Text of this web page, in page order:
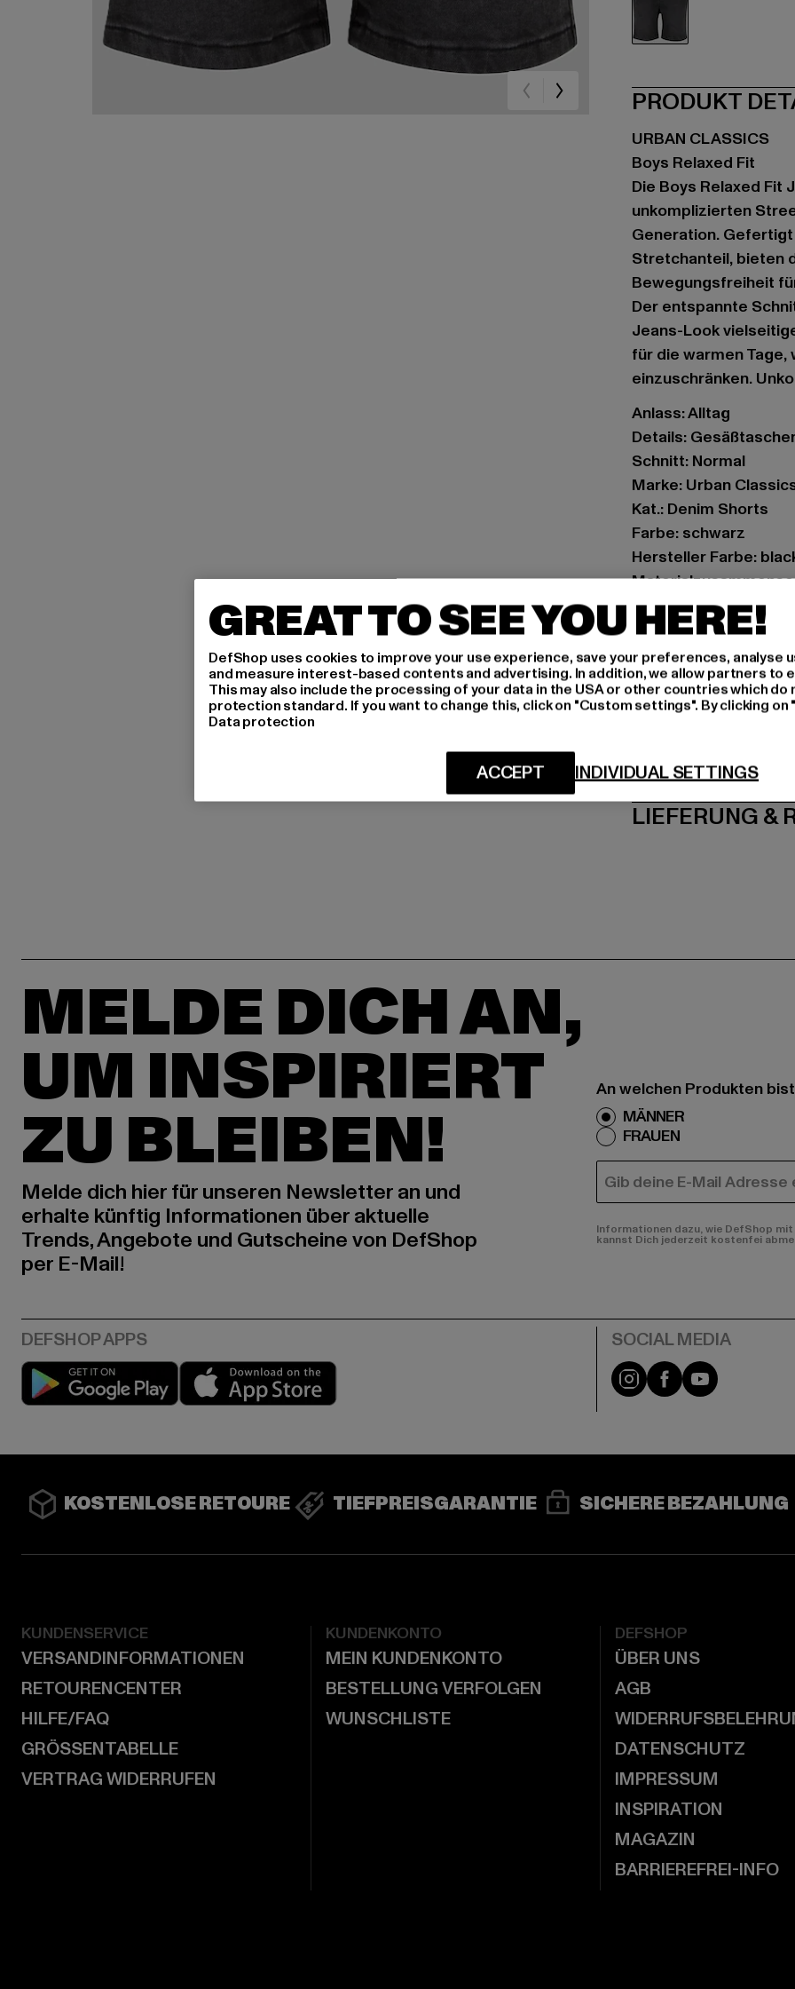
PRODUKT
URBAN CLASSICS
Boys Relaxed Fit
Die Boys Relaxed Fit
unkomplizierten
Generation.
Stretchanteil, bieten
Bewegungsfreiheit
Der entspannte
Jeans-Look
für die warmen
einzuschränken.
Anlass: Alltag
Details:
Schnitt: Normal
Marke: Urban
Kat.: Denim Shorts
Farbe: schwarz
Hersteller Farbe:
Art.Nr: UCK4156-00709
Hersteller: TB
Dr.-Robert-Murjahn-
LIEFERUNG &
MELDE DICH AN,
UM INSPIRIERT
ZU BLEIBEN!
Melde dich hier für unseren Newsletter an und
erhalte künftig Informationen über aktuelle
Trends, Angebote und Gutscheine von DefShop
per E-Mail!
An welchen Produkten
MÄNNER
FRAUEN
E-MAIL
Informationen dazu, wie DefShop
kannst Dich jederzeit kostenfei
Play market Instagram
FacebookYouTube
KOSTENLOSE RETOURE TIEFPREISGARANTIE SICHERE BEZAHLUNG
KUNDENSERVICE
VERSANDINFORMATIONEN
RETOURENCENTER
HILFE/FAQ
GRÖSSENTABELLE
VERTRAG WIDERRUFEN
KUNDENKONTO
MEIN KUNDENKONTO
BESTELLUNG VERFOLGEN
WUNSCHLISTE
DEFSHOP
ÜBER UNS
AGB
DATENSCHUTZ
IMPRESSUM
INSPIRATION
MAGAZIN
BARRIEREFREI-INFO
GREAT TO SEE YOU HERE!
DefShop uses cookies to improve your use experience, save your preferences, analyse
and measure interest-based contents and advertising. In addition, we allow partners to
This may also include the processing of your data in the USA or other countries which do
protection standard. If you want to change this, click on "Custom settings". By clicking
Data protection
INDIVIDUAL SETTINGS
ACCEPT